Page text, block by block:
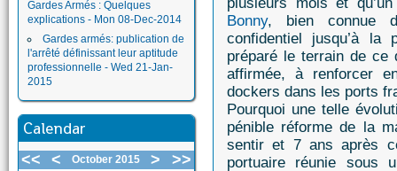
Gardes Armés : Quelques
explications - Mon 08-Dec-2014
Gardes armés: publication de
l'arrêté définissant leur aptitude
professionnelle - Wed 21-Jan-
2015
Calendar
<< < October 2015 > >>
Bonny, bien connue
confidentiel jusqu’à la
préparé le terrain de ce
affirmée, à renforcer
dockers dans les ports
Pourquoi une telle
pénible réforme de la
sentir et 7 ans après
portuaire réunie sous